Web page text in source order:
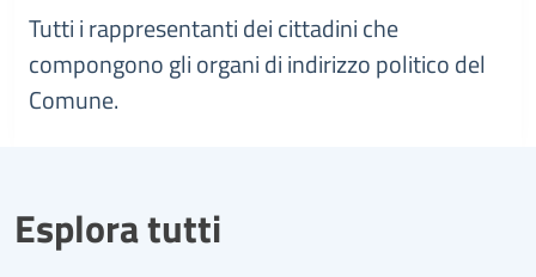
Tutti i rappresentanti dei cittadini che
compongono gli organi di indirizzo politico del
Comune.
Esplora tutti